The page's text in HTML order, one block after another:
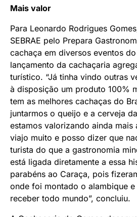
Mais valor
Para Leonardo Rodrigues
SEBRAE pelo Prepara
cachaça em diversos eventos
lançamento da cachaçaria
turístico. “Já tinha vindo outras
à disposição um produto 100%
tem as melhores cachaças do
juntarmos o queijo e a cerveja
estamos valorizando ainda mais
viajo muito e posso dizer que
turista do que a gastronomia
está ligada diretamente a essa
parabéns ao Caraça, pois
onde foi montado o alambique e
receber todo mundo”, concluiu.